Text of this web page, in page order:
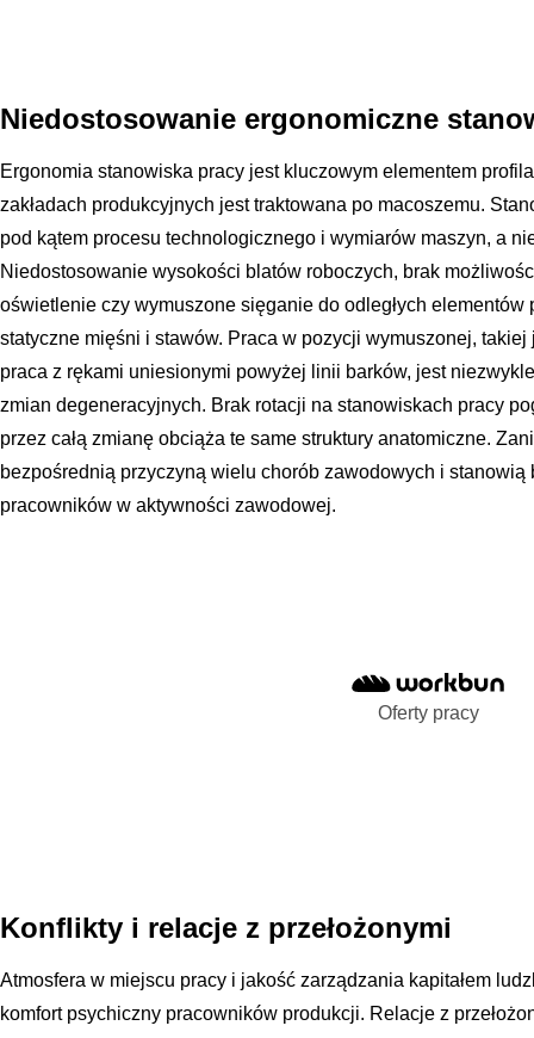
Niedostosowanie ergonomiczne
Ergonomia stanowiska pracy jest kluczowym elementem
zakładach produkcyjnych jest traktowana po macoszemu.
pod kątem procesu technologicznego i wymiarów maszyn, a
Niedostosowanie wysokości blatów roboczych, brak
oświetlenie czy wymuszone sięganie do odległych
statyczne mięśni i stawów. Praca w pozycji wymuszonej,
praca z rękami uniesionymi powyżej linii barków, jest
zmian degeneracyjnych. Brak rotacji na stanowiskach pracy
przez całą zmianę obciąża te same struktury anatomiczne.
bezpośrednią przyczyną wielu chorób zawodowych i stanowią
pracowników w aktywności zawodowej.
Oferty pracy
Konflikty i relacje z przełożonymi
Atmosfera w miejscu pracy i jakość zarządzania kapitałem
komfort psychiczny pracowników produkcji. Relacje z